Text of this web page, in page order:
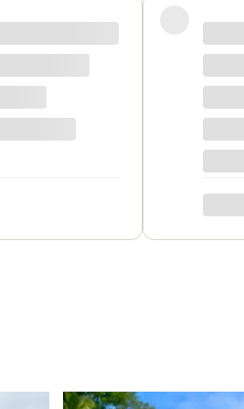
był to dla mnie bardzo